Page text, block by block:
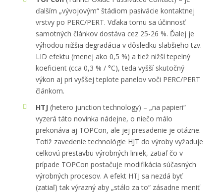
ďalším „vývojovým“ štádiom pasivácie kontaktnej
vrstvy po PERC/PERT. Vďaka tomu sa účinnosť
samotných článkov dostáva cez 25-26 %. Ďalej je
výhodou nižšia degradácia v dôsledku slabšieho tzv.
LID efektu (menej ako 0,5 %) a tiež nižší tepelný
koeficient (cca 0,3 % / °C), teda vyšší skutočný
výkon aj pri vyššej teplote panelov voči PERC/PERT
článkom.
HTJ (hetero junction technology) – „na papieri“
vyzerá táto novinka nádejne, o niečo málo
prekonáva aj TOPCon, ale jej presadenie je otázne.
Totiž zavedenie technológie HJT do výroby vyžaduje
celkovú prestavbu výrobných liniek, zatiaľ čo v
prípade TOPCon postačuje modifikácia súčasných
výrobných procesov. A efekt HTJ sa nezdá byť
(zatiaľ) tak výrazný aby „stálo za to“ zásadne meniť